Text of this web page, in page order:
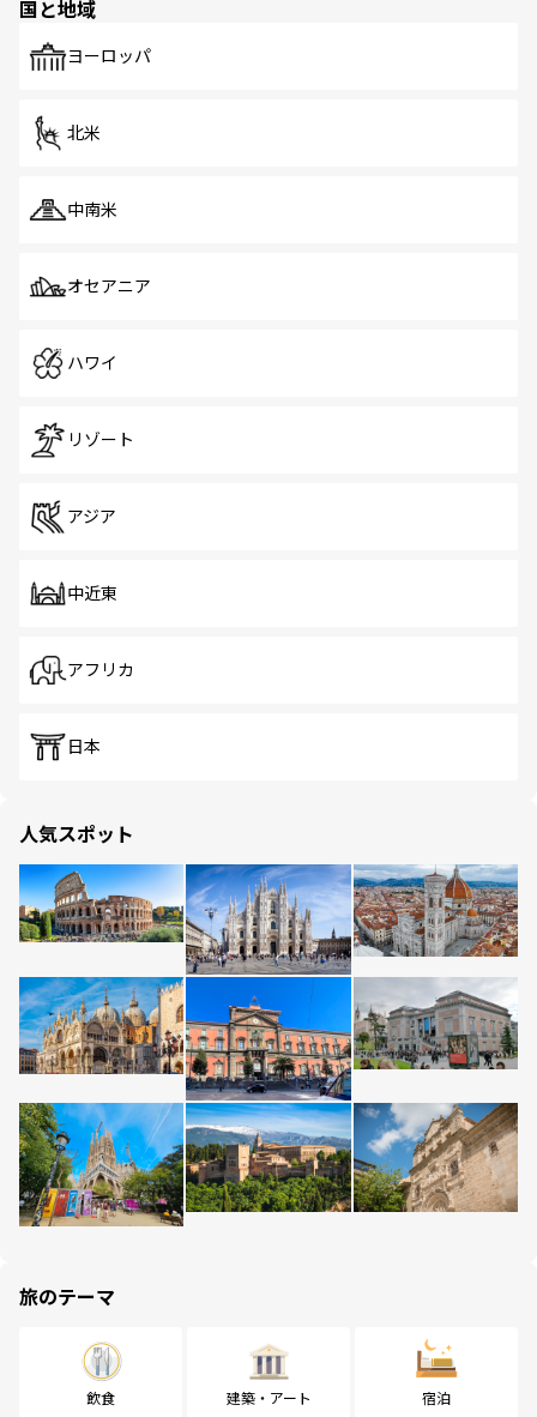
で、ホーカーズは地元の風情を楽しめる外せないスポット
国と地域
ヨーロッパ
北米
中南米
オセアニア
ハワイ
リゾート
アジア
中近東
アフリカ
日本
人気スポット
旅のテーマ
飲食 建築・アート 宿泊